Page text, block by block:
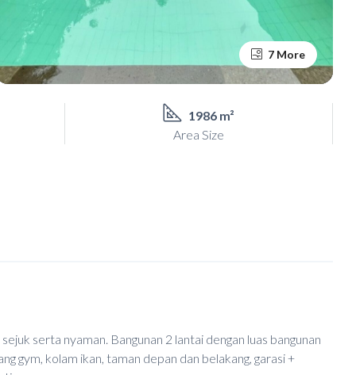
7 More
1986 m²
Area Size
serta nyaman. Bangunan 2 lantai dengan luas bangunan
gym, kolam ikan, taman depan dan belakang, garasi +